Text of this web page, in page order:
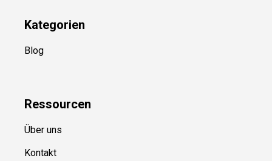
Kategorien
Blog
Ressourcen
Über uns
Kontakt